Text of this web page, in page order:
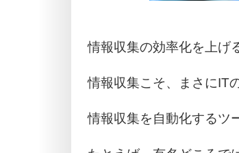
情報収集の効率化を上げ
情報収集こそ、まさにIT
情報収集を自動化するツ